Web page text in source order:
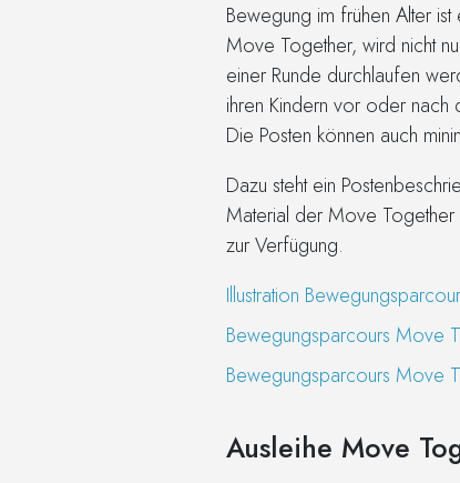
Bewegung im frühen Alter
Move Together, wird nicht
einer Runde durchlaufen
ihren Kindern vor oder nach
Die Posten können auch
Dazu steht ein
Material der Move Together
zur Verfügung.
Illustration
Bewegungsparcours Move
Bewegungsparcours Move
Ausleihe Move